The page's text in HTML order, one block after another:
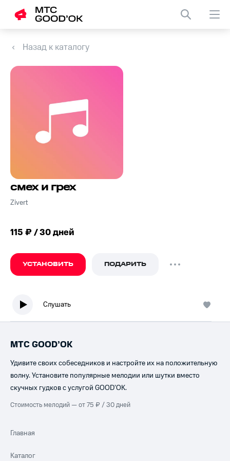
Назад к каталогу
смех и грех
Zivert
115 ₽ / 30 дней
УСТАНОВИТЬ ПОДАРИТЬ
Слушать
МТС GOOD’OK
Удивите своих собеседников и настройте их на положительную
волну. Установите популярные мелодии или шутки вместо
скучных гудков с услугой GOOD’OK.
Стоимость мелодий — от 75 ₽ / 30 дней
Главная
Каталог